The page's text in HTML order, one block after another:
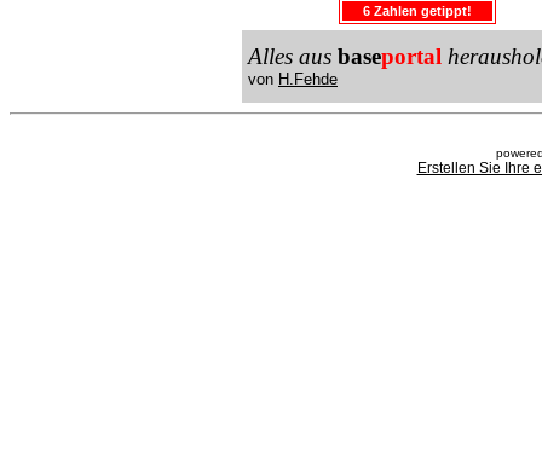
6 Zahlen getippt!
Alles aus baseportal
von H.Fehde
Erstellen Sie Ihre